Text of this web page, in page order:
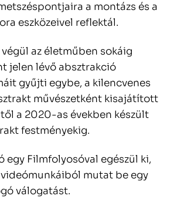
a montázs és a
eszközeivel reflektál.
az életműben sokáig
jelen lévő absztrakció
gyűjti egybe, a kilencvenes
művészetként kisajátított
a 2020-as években készült
festményekig.
egy Filmfolyosóval egészül ki,
mutat be egy
válogatást.